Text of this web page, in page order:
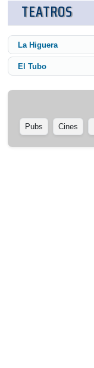
TEATROS
La Higuera
El Tubo
Pubs Cines